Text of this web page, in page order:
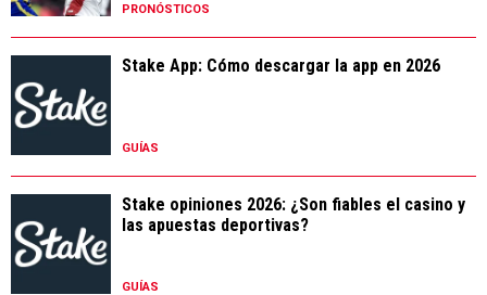
PRONÓSTICOS
Stake App: Cómo descargar la app en 2026
GUÍAS
Stake opiniones 2026: ¿Son fiables el casino y
las apuestas deportivas?
GUÍAS